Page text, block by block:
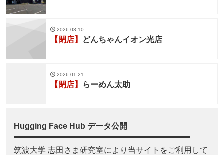
2026-03-10
【閉店】 どんちゃんイオン光店
2026-01-21
【閉店】 らーめん太助
Hugging Face Hub データ公開
筑波大学 志田さま研究室により当サイトをご利用して